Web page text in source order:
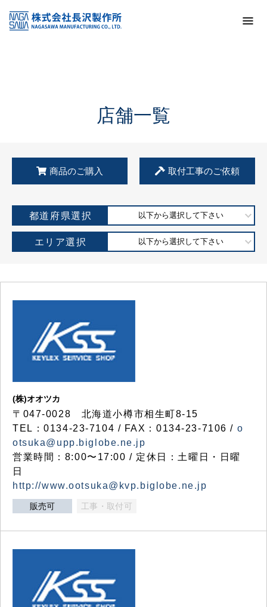
KSS加盟店・取扱店情報
店舗一覧
店舗一覧
商品のご購入 取付工事のご依頼
都道府県選択 以下から選択して下さい
エリア選択 以下から選択して下さい
(株)オオツカ
〒047-0028 北海道小樽市相生町8-15
TEL：0134-23-7104 / FAX：0134-23-7106 / o
otsuka@upp.biglobe.ne.jp
営業時間：8:00〜17:00 / 定休日：土曜日・日曜
日
http://www.ootsuka@kvp.biglobe.ne.jp
販売可 工事・取付可